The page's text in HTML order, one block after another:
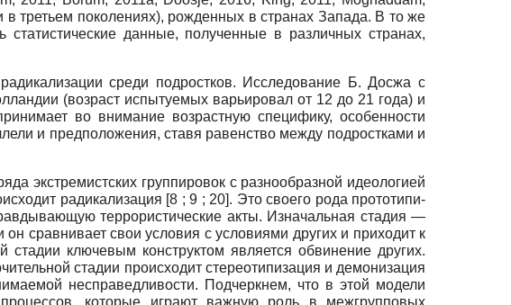
третьем поколениях), рожденных в странах Запада. В то же
статистические данные, полученные в различных странах,
среди подростков. Исследование Б. Досжа с
(возраст испытуемых варьировал от 12 до 21 года) и
во внимание возрастную специфику, особенности
и предположения, ставя равенство между подростками и
экстремистских группировок с разнообразной идеологией
радикализация [8 ; 9 ; 20]. Это своего рода прототипи­
террористические акты. Изначальная стадия —
сравнивает свои условия с условиями других и приходит к
ключевым кон­структом является обвинение других.
стадии происходит стереотипизация и демонизация
несправедливости. Подчеркнем, что в этой модели
которые играют важную роль в межгрупповых